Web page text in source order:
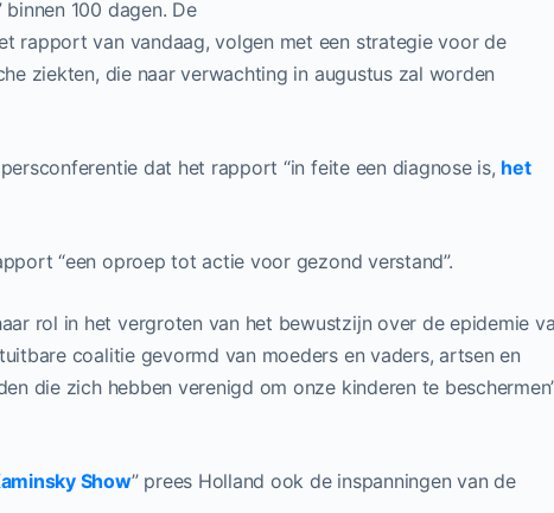
100 dagen. De
rapport van vandaag, volgen met een strategie voor de
ziekten, die naar verwachting in augustus zal worden
dat het rapport “in feite een diagnose is, het
“een oproep tot actie voor gezond verstand”.
rol in het vergroten van het bewustzijn over de epidemie
coalitie gevormd van moeders en vaders, artsen en
die zich hebben verenigd om onze kinderen te
Show” prees Holland ook de inspanningen van de